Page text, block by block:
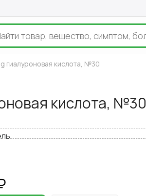
гиалуроновая кислота, №30
кислота, №30